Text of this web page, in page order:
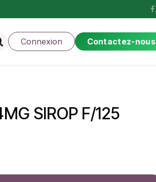
Connexion Contactez-nous
SIROP F/125